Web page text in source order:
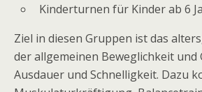
Kinderturnen für Kinder ab 6
Ziel in diesen Gruppen ist das
der allgemeinen Beweglichkeit und
Ausdauer und Schnelligkeit. Dazu